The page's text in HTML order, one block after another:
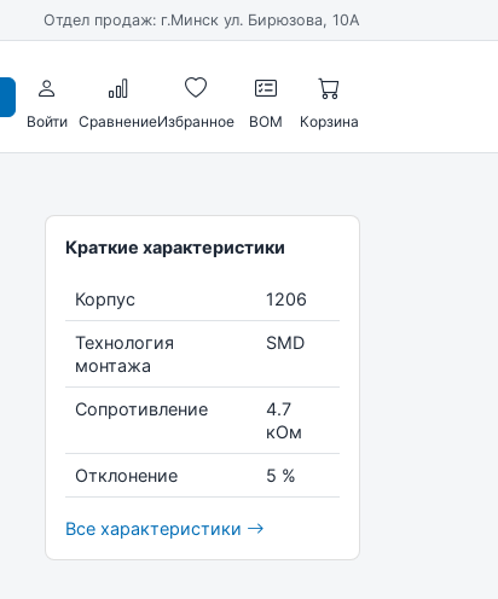
Отдел продаж: г.Минск ул. Бирюзова, 10А
Войти СравнениеИзбранное BOM Корзина
Краткие характеристики
Корпус 1206
Технология
монтажа
SMD
Сопротивление
4.7
кОм
Отклонение 5 %
Все характеристики